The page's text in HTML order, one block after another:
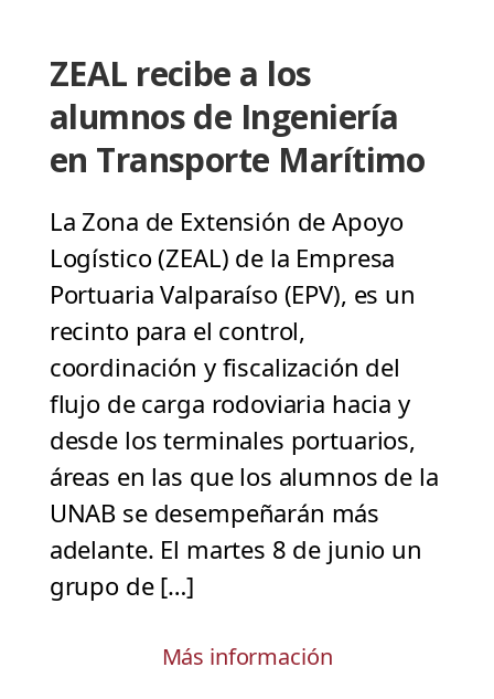
ZEAL recibe a los
alumnos de Ingeniería
en Transporte Marítimo
La Zona de Extensión de Apoyo
Logístico (ZEAL) de la Empresa
Portuaria Valparaíso (EPV), es un
recinto para el control,
coordinación y fiscalización del
flujo de carga rodoviaria hacia y
desde los terminales portuarios,
áreas en las que los alumnos de la
UNAB se desempeñarán más
adelante. El martes 8 de junio un
grupo de […]
Más información